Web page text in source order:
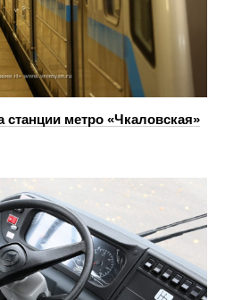
метро «Чкаловская»